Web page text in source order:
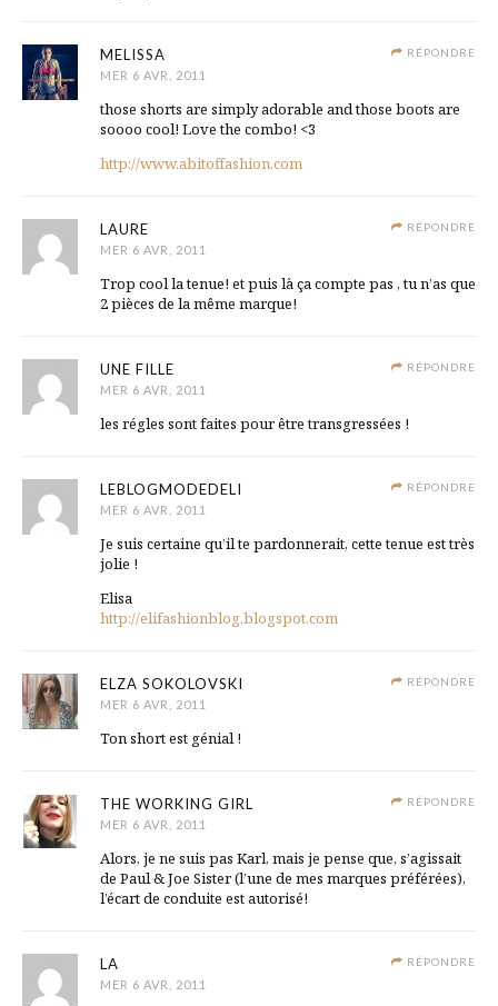
RÉPONDRE
MELISSA
MER 6 AVR, 2011
those shorts are simply adorable and those boots are
soooo cool! Love the combo! <3
http://www.abitoffashion.com
RÉPONDRE
LAURE
MER 6 AVR, 2011
Trop cool la tenue! et puis là ça compte pas , tu n’as que
2 pièces de la même marque!
RÉPONDRE
UNE FILLE
MER 6 AVR, 2011
les régles sont faites pour être transgressées !
RÉPONDRE
LEBLOGMODEDELI
MER 6 AVR, 2011
Je suis certaine qu’il te pardonnerait, cette tenue est très
jolie !
Elisa
http://elifashionblog.blogspot.com
RÉPONDRE
ELZA SOKOLOVSKI
MER 6 AVR, 2011
Ton short est génial !
RÉPONDRE
THE WORKING GIRL
MER 6 AVR, 2011
Alors, je ne suis pas Karl, mais je pense que, s’agissait
de Paul & Joe Sister (l’une de mes marques préférées),
l’écart de conduite est autorisé!
RÉPONDRE
LA
MER 6 AVR, 2011